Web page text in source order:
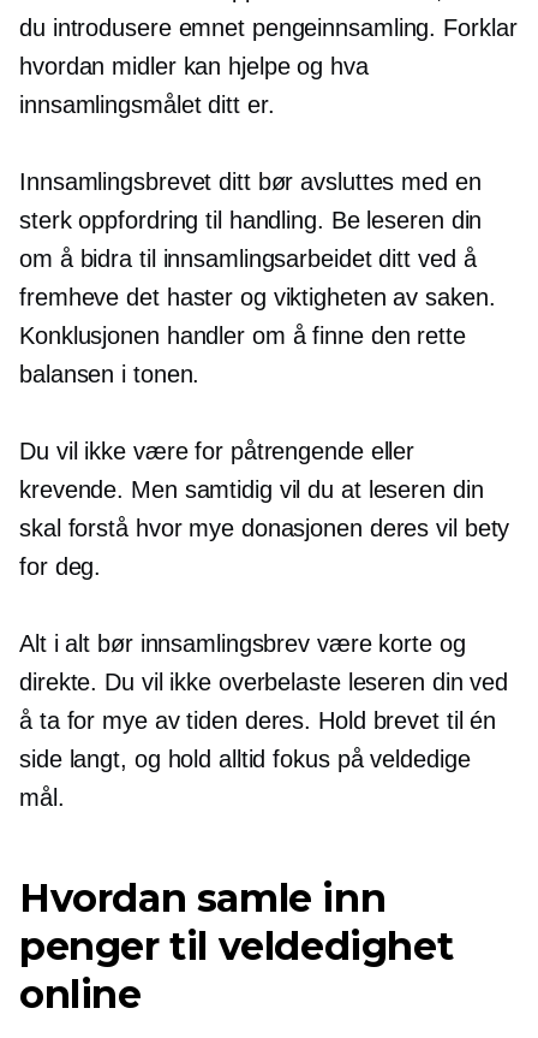
du introdusere emnet pengeinnsamling. Forklar
hvordan midler kan hjelpe og hva
innsamlingsmålet ditt er.
Innsamlingsbrevet ditt bør avsluttes med en
sterk oppfordring til handling. Be leseren din
om å bidra til innsamlingsarbeidet ditt ved å
fremheve det haster og viktigheten av saken.
Konklusjonen handler om å finne den rette
balansen i tonen.
Du vil ikke være for påtrengende eller
krevende. Men samtidig vil du at leseren din
skal forstå hvor mye donasjonen deres vil bety
for deg.
Alt i alt bør innsamlingsbrev være korte og
direkte. Du vil ikke overbelaste leseren din ved
å ta for mye av tiden deres. Hold brevet til én
side langt, og hold alltid fokus på veldedige
mål.
Hvordan samle inn
penger til veldedighet
online